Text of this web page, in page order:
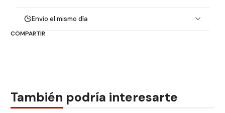
Envío el mismo día
COMPARTIR
También podría interesarte